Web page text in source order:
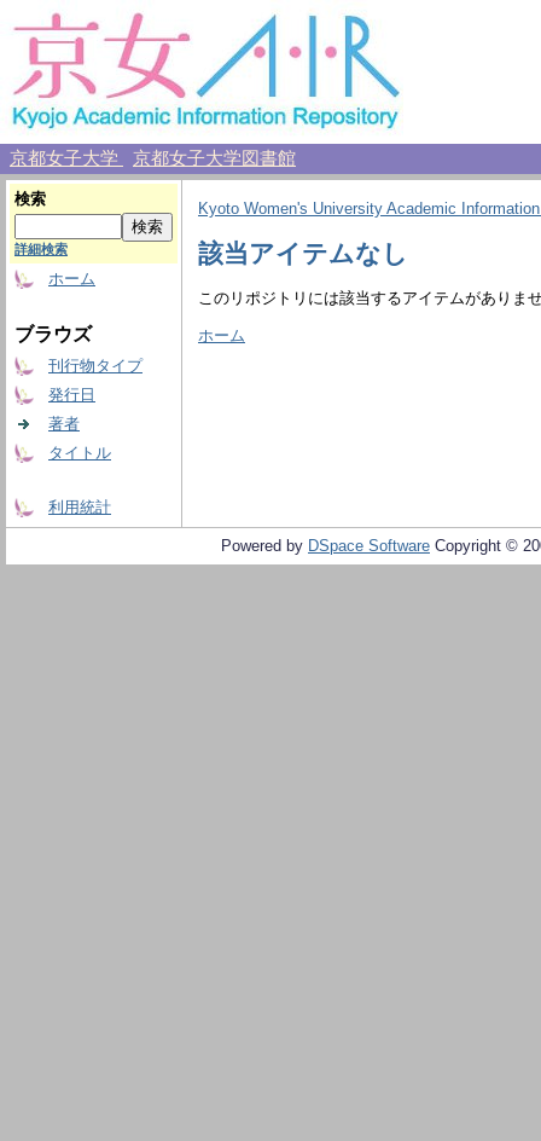
京都女子大学 京都女子大学図書館
検索
詳細検索
ホーム
ブラウズ
刊行物タイプ
発行日
著者
タイトル
利用統計
Kyoto Women's University Academic
該当アイテムなし
このリポジトリには該当するアイテムがありま
ホーム
Powered by DSpace Software Copyright ©